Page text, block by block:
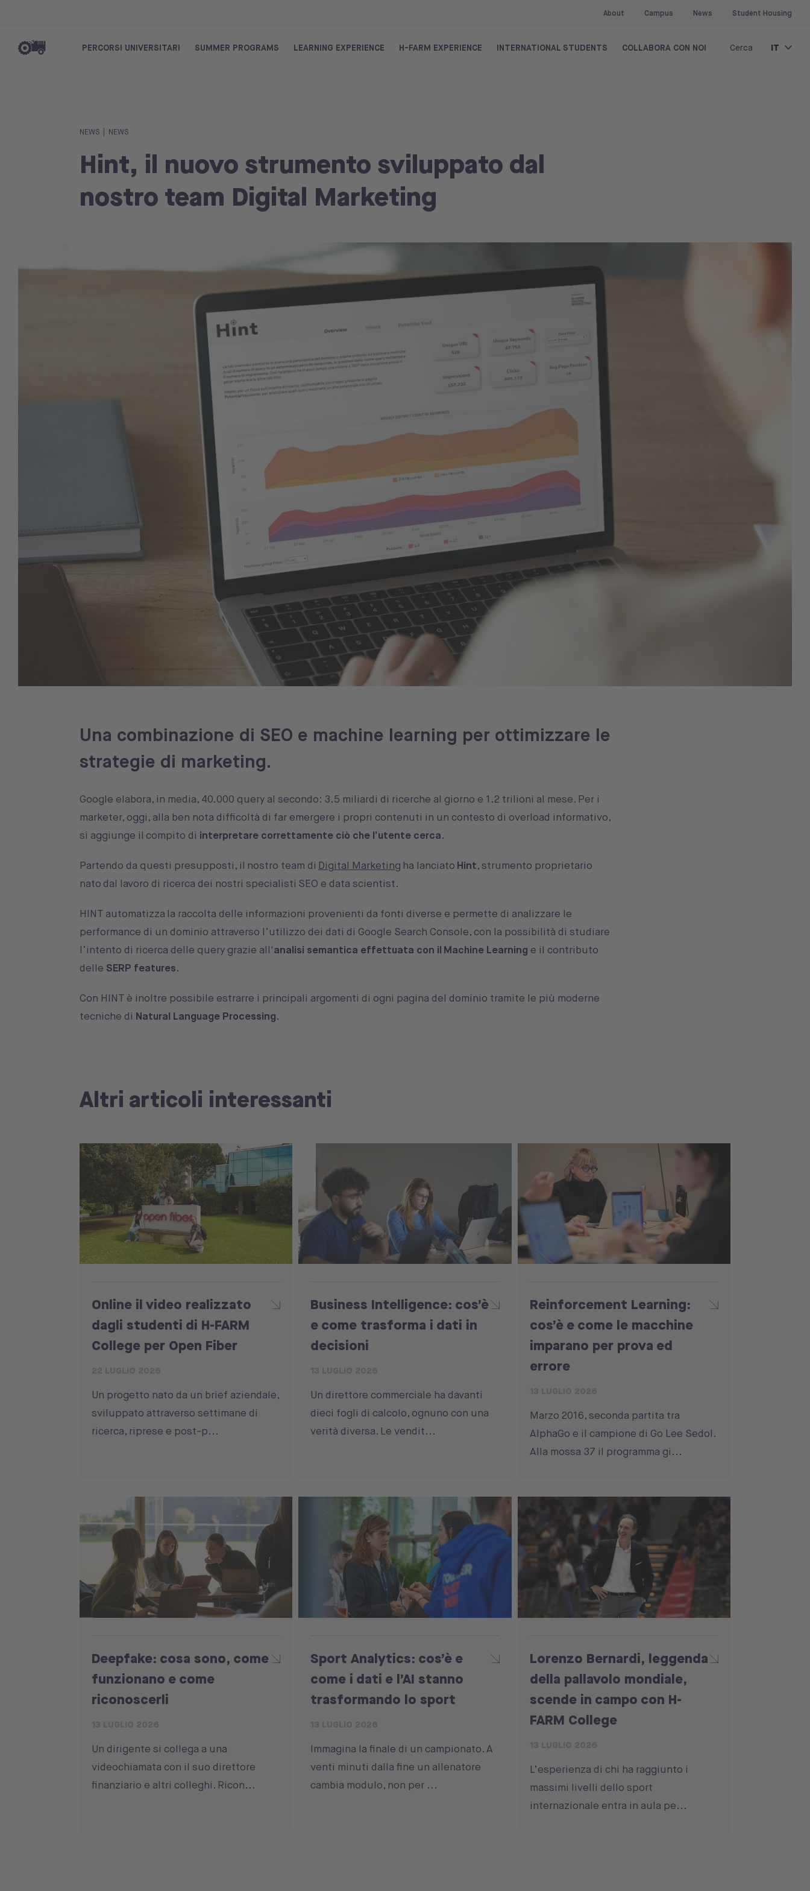
About Campus News Student Housing
PERCORSI UNIVERSITARI SUMMER PROGRAMS LEARNING EXPERIENCE H-FARM EXPERIENCE INTERNATIONAL STUDENTS COLLABORA CON NOI Cerca IT
NEWS NEWS
Hint, il nuovo strumento sviluppato dal
nostro team Digital Marketing
Una combinazione di SEO e machine learning per ottimizzare le
strategie di marketing.
Google elabora, in media, 40.000 query al secondo: 3.5 miliardi di ricerche al giorno e 1.2 trilioni al mese. Per i
marketer, oggi, alla ben nota difficoltà di far emergere i propri contenuti in un contesto di overload informativo,
si aggiunge il compito di interpretare correttamente ciò che l’utente cerca.
Partendo da questi presupposti, il nostro team di Digital Marketing ha lanciato Hint, strumento proprietario
nato dal lavoro di ricerca dei nostri specialisti SEO e data scientist.
HINT automatizza la raccolta delle informazioni provenienti da fonti diverse e permette di analizzare le
performance di un dominio attraverso l’utilizzo dei dati di Google Search Console, con la possibilità di studiare
l’intento di ricerca delle query grazie all'analisi semantica effettuata con il Machine Learning e il contributo
delle SERP features.
Con HINT è inoltre possibile estrarre i principali argomenti di ogni pagina del dominio tramite le più moderne
tecniche di Natural Language Processing.
Altri articoli interessanti
Online il video realizzato
dagli studenti di H-FARM
College per Open Fiber
Un progetto nato da un brief aziendale,
sviluppato attraverso settimane di
ricerca, riprese e post-p...
Business Intelligence: cos’è
e come trasforma i dati in
decisioni
Un direttore commerciale ha davanti
dieci fogli di calcolo, ognuno con una
verità diversa. Le vendit...
Reinforcement Learning:
cos’è e come le macchine
imparano per prova ed
errore
Marzo 2016, seconda partita tra
AlphaGo e il campione di Go Lee Sedol.
Alla mossa 37 il programma gi...
Deepfake: cosa sono, come
funzionano e come
riconoscerli
Un dirigente si collega a una
videochiamata con il suo direttore
finanziario e altri colleghi. Ricon...
Sport Analytics: cos’è e
come i dati e l’AI stanno
trasformando lo sport
Immagina la finale di un campionato. A
venti minuti dalla fine un allenatore
cambia modulo, non per ...
Lorenzo Bernardi, leggenda
della pallavolo mondiale,
scende in campo con H-
FARM College
L’esperienza di chi ha raggiunto i
massimi livelli dello sport
internazionale entra in aula pe...